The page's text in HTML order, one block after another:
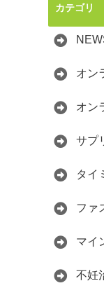
カテゴリ
オン
オン
サプ
タイ
ファ
マイ
不妊